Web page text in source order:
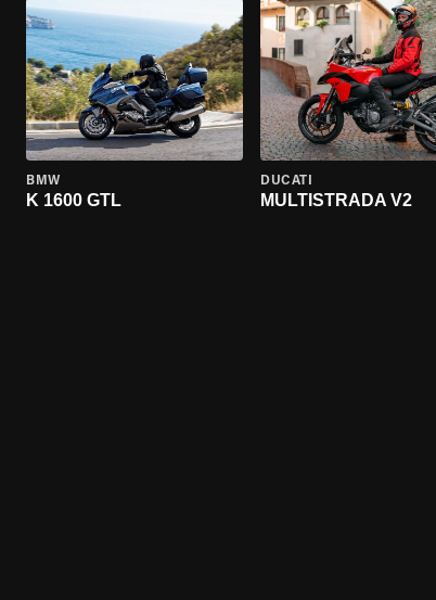
BMW
K 1600 GTL
DUCATI
MULTISTRADA V2